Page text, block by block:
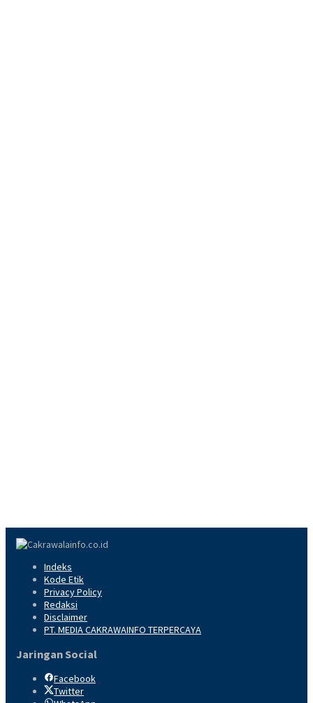
Indeks
Kode Etik
Privacy Policy
Redaksi
Disclaimer
PT. MEDIA CAKRAWAINFO TERPERCAYA
Jaringan Social
Facebook
Twitter